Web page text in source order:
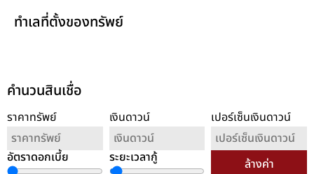
ทำเลที่ตั้งของทรัพย์
คำนวนสินเชื่อ
ราคาทรัพย์ เงินดาวน์ เปอร์เซ็นเงินดาวน์
อัตราดอกเบี้ย ระยะเวลากู้ ล้างค่า